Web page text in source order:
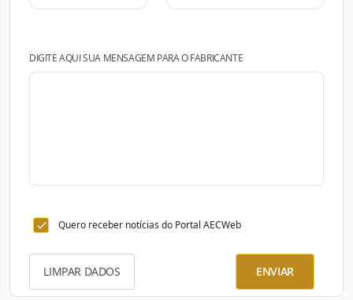
DIGITE AQUI SUA MENSAGEM PARA O FABRICANTE
Quero receber notícias do Portal AECWeb
LIMPAR DADOS ENVIAR